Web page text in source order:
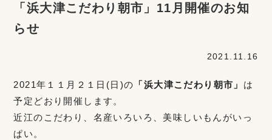
「浜大津こだわり朝市」11月開催のお知
らせ
2021.11.16
2021年１１月２１日(日)の 「浜大津こだわり朝市」 は
予定どおり開催します。
近江のこだわり、名産いろいろ、美味しいもんがいっ
ぱい。